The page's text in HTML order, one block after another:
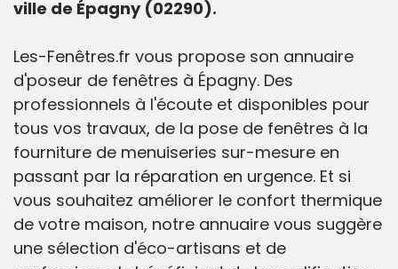
ville de Épagny (02290).
Les-Fenêtres.fr vous propose son annuaire
d'poseur de fenêtres à Épagny. Des
professionnels à l'écoute et disponibles pour
tous vos travaux, de la pose de fenêtres à la
fourniture de menuiseries sur-mesure en
passant par la réparation en urgence. Et si
vous souhaitez améliorer le confort thermique
de votre maison, notre annuaire vous suggère
une sélection d'éco-artisans et de